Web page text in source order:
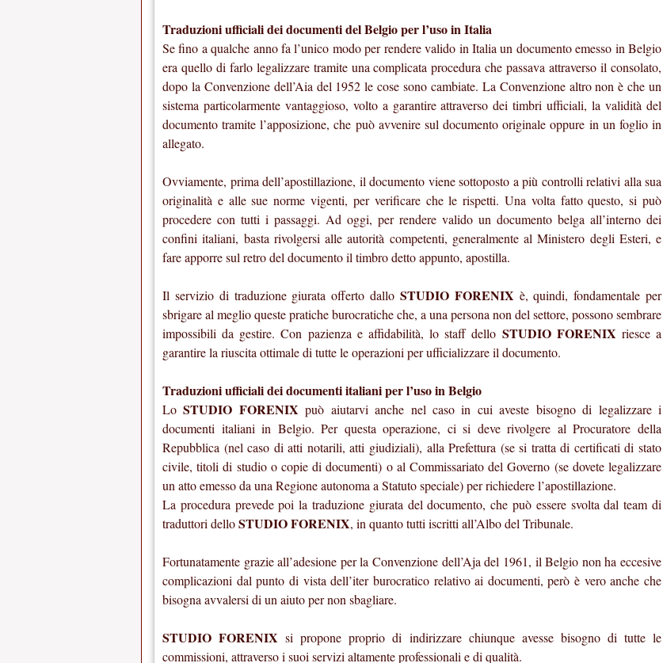
Traduzioni ufficiali dei documenti del Belgio per l’uso in Italia
Se fino a qualche anno fa l’unico modo per rendere valido in Italia un documento emesso in Belgio
era quello di farlo legalizzare tramite una complicata procedura che passava attraverso il consolato,
dopo la Convenzione dell’Aia del 1952 le cose sono cambiate. La Convenzione altro non è che un
sistema particolarmente vantaggioso, volto a garantire attraverso dei timbri ufficiali, la validità del
documento tramite l’apposizione, che può avvenire sul documento originale oppure in un foglio in
allegato.
Ovviamente, prima dell’apostillazione, il documento viene sottoposto a più controlli relativi alla sua
originalità e alle sue norme vigenti, per verificare che le rispetti. Una volta fatto questo, si può
procedere con tutti i passaggi. Ad oggi, per rendere valido un documento belga all’interno dei
confini italiani, basta rivolgersi alle autorità competenti, generalmente al Ministero degli Esteri, e
fare apporre sul retro del documento il timbro detto appunto, apostilla.
Il servizio di traduzione giurata offerto dallo STUDIO FORENIX è, quindi, fondamentale per
sbrigare al meglio queste pratiche burocratiche che, a una persona non del settore, possono sembrare
impossibili da gestire. Con pazienza e affidabilità, lo staff dello STUDIO FORENIX riesce a
garantire la riuscita ottimale di tutte le operazioni per ufficializzare il documento.
Traduzioni ufficiali dei documenti italiani per l’uso in Belgio
LoSTUDIO FORENIX può aiutarvi anche nel caso in cui aveste bisogno di legalizzare i
documenti italiani in Belgio. Per questa operazione, ci si deve rivolgere al Procuratore della
Repubblica (nel caso di atti notarili, atti giudiziali), alla Prefettura (se si tratta di certificati di stato
civile, titoli di studio o copie di documenti) o al Commissariato del Governo (se dovete legalizzare
un atto emesso da una Regione autonoma a Statuto speciale) per richiedere l’apostillazione.
La procedura prevede poi la traduzione giurata del documento, che può essere svolta dal team di
traduttori delloSTUDIO FORENIX, in quanto tutti iscritti all’Albo del Tribunale.
Fortunatamente grazie all’adesione per la Convenzione dell’Aja del 1961, il Belgio non ha eccesive
complicazioni dal punto di vista dell’iter burocratico relativo ai documenti, però è vero anche che
bisogna avvalersi di un aiuto per non sbagliare.
STUDIO FORENIX si propone proprio di indirizzare chiunque avesse bisogno di tutte le
commissioni, attraverso i suoi servizi altamente professionali e di qualità.